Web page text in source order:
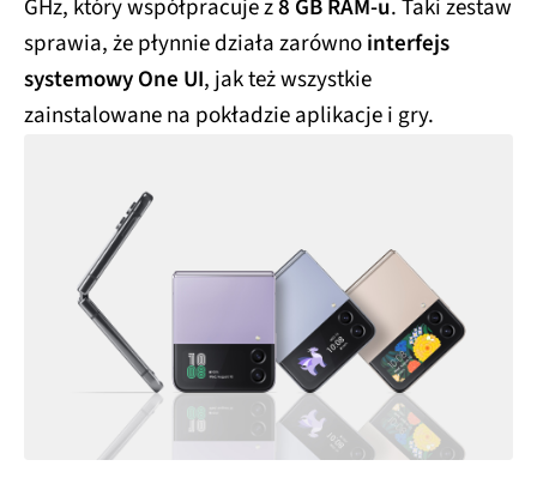
GHz, który współpracuje z8 GB RAM-u. Taki zestaw
sprawia, że płynnie działa zarównointerfejs
systemowy One UI, jak też wszystkie
zainstalowane na pokładzie aplikacje i gry.